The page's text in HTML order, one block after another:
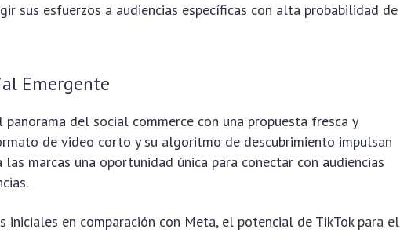
sus esfuerzos a audiencias específicas con alta probabilidad de
Emergente
panorama del social commerce con una propuesta fresca y
de video corto y su algoritmo de descubrimiento impulsan
marcas una oportunidad única para conectar con audiencias
iniciales en comparación con Meta, el potencial de TikTok para el